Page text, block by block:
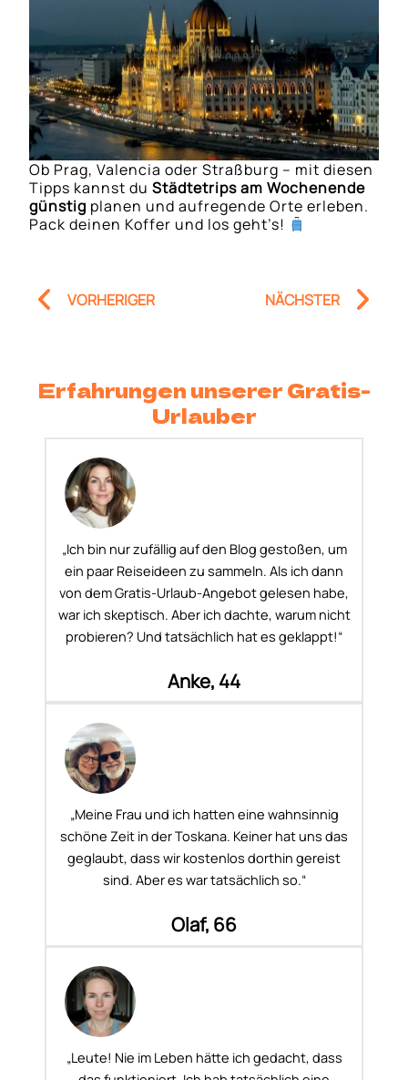
Ob Prag, Valencia oder Straßburg – mit diesen
Tipps kannst duStädtetrips am Wochenende
günstig planen und aufregende Orte erleben.
Pack deinen Koffer und los geht’s!
Prev
VORHERIGER NÄCHSTER
Erfahrungen unserer Gratis-
Urlauber
„Ich bin nur zufällig auf den Blog gestoßen, um
ein paar Reiseideen zu sammeln. Als ich dann
von dem Gratis-Urlaub-Angebot gelesen habe,
war ich skeptisch. Aber ich dachte, warum nicht
probieren? Und tatsächlich hat es geklappt!“
Anke, 44
„Meine Frau und ich hatten eine wahnsinnig
schöne Zeit in der Toskana. Keiner hat uns das
geglaubt, dass wir kostenlos dorthin gereist
sind. Aber es war tatsächlich so.“
Olaf, 66
„Leute! Nie im Leben hätte ich gedacht, dass